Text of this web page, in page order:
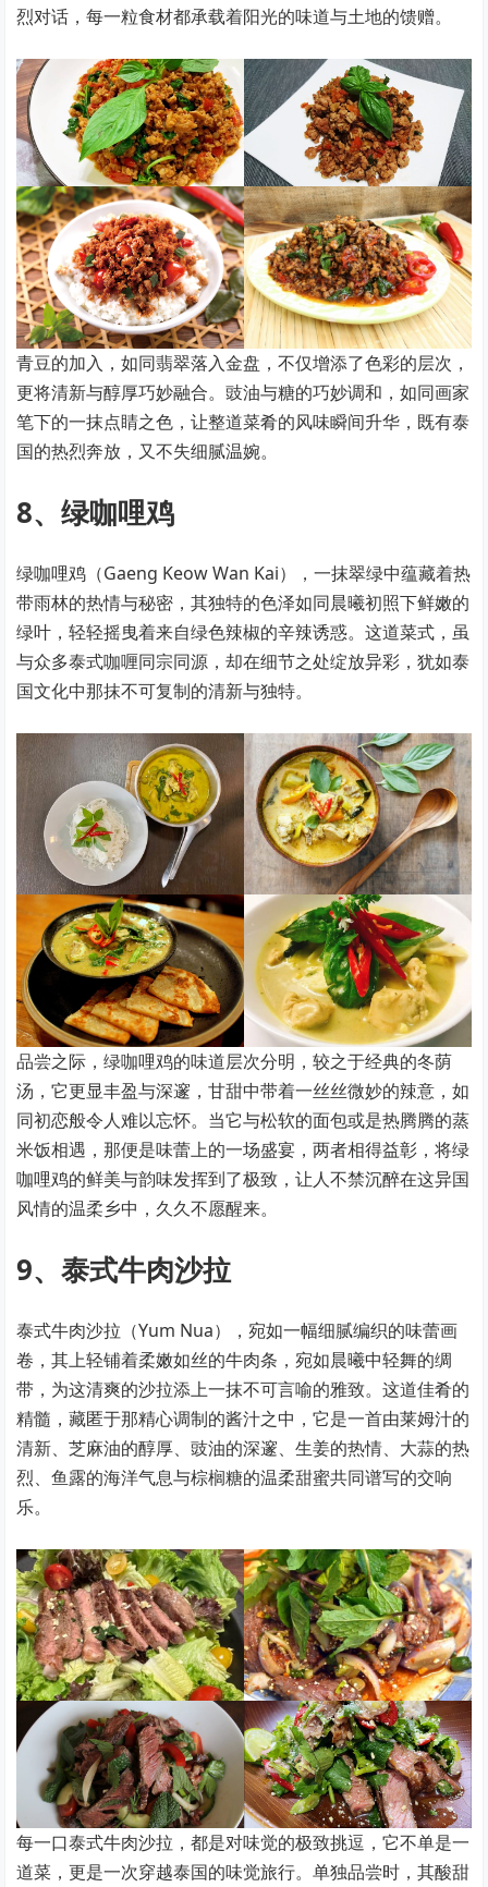
烈对话，每一粒食材都承载着阳光的味道与土地的馈赠。
青豆的加入，如同翡翠落入金盘，不仅增添了色彩的层次，
更将清新与醇厚巧妙融合。豉油与糖的巧妙调和，如同画家
笔下的一抹点睛之色，让整道菜肴的风味瞬间升华，既有泰
国的热烈奔放，又不失细腻温婉。
8、绿咖哩鸡
绿咖哩鸡（Gaeng Keow Wan Kai），一抹翠绿中蕴藏着热
带雨林的热情与秘密，其独特的色泽如同晨曦初照下鲜嫩的
绿叶，轻轻摇曳着来自绿色辣椒的辛辣诱惑。这道菜式，虽
与众多泰式咖喱同宗同源，却在细节之处绽放异彩，犹如泰
国文化中那抹不可复制的清新与独特。
品尝之际，绿咖哩鸡的味道层次分明，较之于经典的冬荫
汤，它更显丰盈与深邃，甘甜中带着一丝丝微妙的辣意，如
同初恋般令人难以忘怀。当它与松软的面包或是热腾腾的蒸
米饭相遇，那便是味蕾上的一场盛宴，两者相得益彰，将绿
咖哩鸡的鲜美与韵味发挥到了极致，让人不禁沉醉在这异国
风情的温柔乡中，久久不愿醒来。
9、泰式牛肉沙拉
泰式牛肉沙拉（Yum Nua），宛如一幅细腻编织的味蕾画
卷，其上轻铺着柔嫩如丝的牛肉条，宛如晨曦中轻舞的绸
带，为这清爽的沙拉添上一抹不可言喻的雅致。这道佳肴的
精髓，藏匿于那精心调制的酱汁之中，它是一首由莱姆汁的
清新、芝麻油的醇厚、豉油的深邃、生姜的热情、大蒜的热
烈、鱼露的海洋气息与棕榈糖的温柔甜蜜共同谱写的交响
乐。
每一口泰式牛肉沙拉，都是对味觉的极致挑逗，它不单是一
道菜，更是一次穿越泰国的味觉旅行。单独品尝时，其酸甜